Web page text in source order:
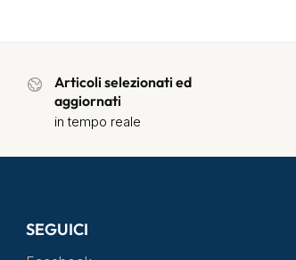
Articoli selezionati ed
aggiornati
in tempo reale
SEGUICI